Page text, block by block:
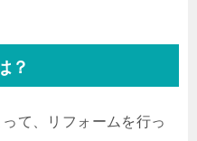
？
て、リフォームを行っ